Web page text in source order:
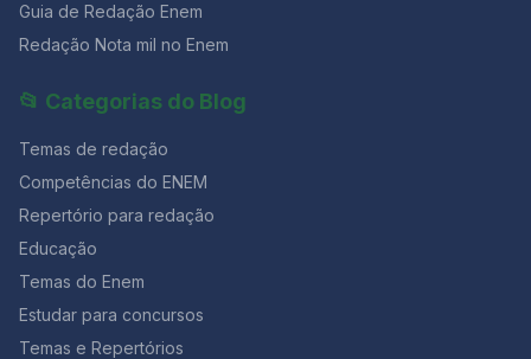
Guia de Redação Enem
Redação Nota mil no Enem
📂 Categorias do Blog
Temas de redação
Competências do ENEM
Repertório para redação
Educação
Temas do Enem
Estudar para concursos
Temas e Repertórios